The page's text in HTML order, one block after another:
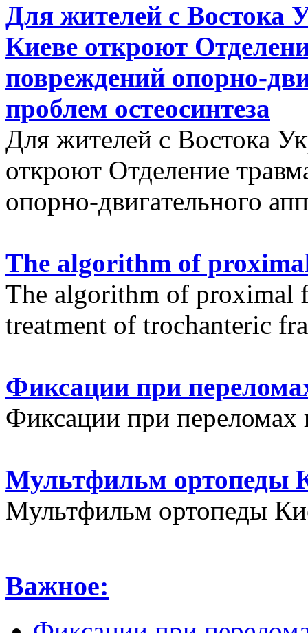
Для жителей с
Киеве откроют
повреждений опорно-
проблем остеосинтеза
Для жителей с Востока
откроют Отделение
опорно-двигательного
The algorithm of
The algorithm of proximal
treatment of trochanteric
Фиксации при
Фиксации при переломах
Мультфильм ортопеды
Мультфильм ортопеды
Важное: